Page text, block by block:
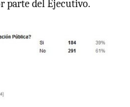
parte del Ejecutivo.